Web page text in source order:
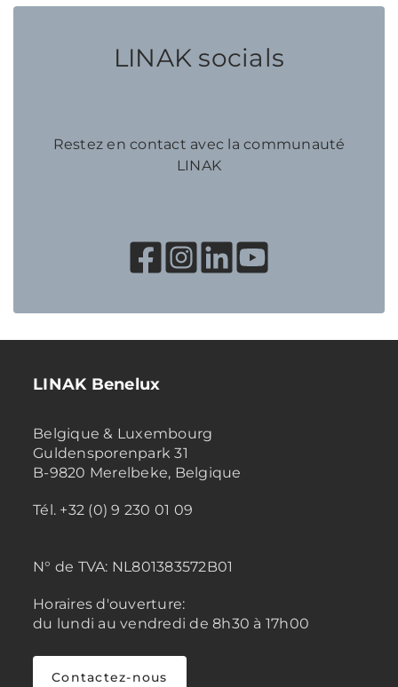
LINAK socials
Restez en contact avec la communauté
LINAK
LINAK Benelux
Belgique & Luxembourg
Guldensporenpark 31
B-9820 Merelbeke, Belgique
Tél. +32 (0) 9 230 01 09
N° de TVA: NL801383572B01
Horaires d'ouverture:
du lundi au vendredi de 8h30 à 17h00
Contactez-nous